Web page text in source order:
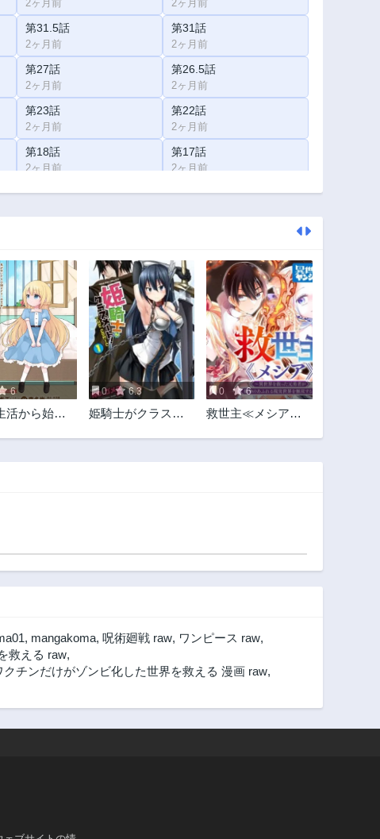
2ヶ月前 2ヶ月前
第31.5話
2ヶ月前
第31話
2ヶ月前
第27話
2ヶ月前
第26.5話
2ヶ月前
第23話
2ヶ月前
第22話
2ヶ月前
第18話
2ヶ月前
第17話
2ヶ月前
第13話 第12話
2ヶ月前
第2話
2ヶ月前
6
活から始め
0 6.3
姫騎士がクラスメ
0 6
救世主≪メシア≫
ふれる現実世界を
る～
, mangakoma, 呪術廻戦 raw, ワンピース raw,
救える raw,
クチンだけがゾンビ化した世界を救える 漫画 raw,